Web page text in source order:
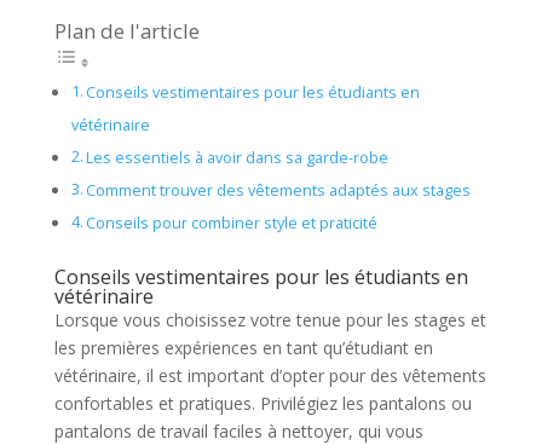
Plan de l'article
Conseils vestimentaires pour les étudiants en
vétérinaire
Les essentiels à avoir dans sa garde-robe
Comment trouver des vêtements adaptés aux stages
Conseils pour combiner style et praticité
Conseils vestimentaires pour les étudiants en
vétérinaire
Lorsque vous choisissez votre tenue pour les stages et
les premières expériences en tant qu’étudiant en
vétérinaire, il est important d’opter pour des vêtements
confortables et pratiques. Privilégiez les pantalons ou
pantalons de travail faciles à nettoyer, qui vous